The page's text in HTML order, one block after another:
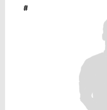
#